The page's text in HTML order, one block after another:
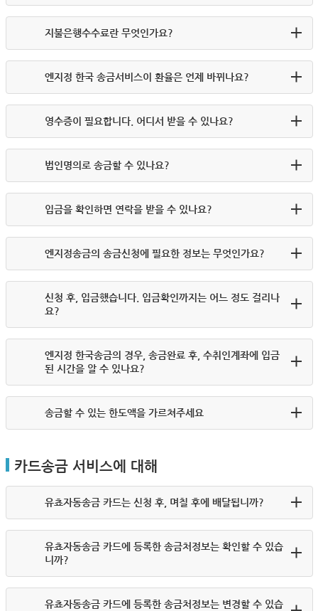
지불은행수수료란 무엇인가요?
엔지정 한국 송금서비스이 환율은 언제 바뀌나요?
영수증이 필요합니다. 어디서 받을 수 있나요?
법인명의로 송금할 수 있나요?
입금을 확인하면 연락을 받을 수 있나요?
엔지정송금의 송금신청에 필요한 정보는 무엇인가요?
신청 후, 입금했습니다. 입금확인까지는 어느 정도 걸리나
요?
엔지정 한국송금의 경우, 송금완료 후, 수취인계좌에 입금
된 시간을 알 수 있나요?
송금할 수 있는 한도액을 가르쳐주세요
카드송금 서비스에 대해
유쵸자동송금 카드는 신청 후, 며칠 후에 배달됩니까?
유쵸자동송금 카드에 등록한 송금처정보는 확인할 수 있습
니까?
유쵸자동송금 카드에 등록한 송금처정보는 변경할 수 있습